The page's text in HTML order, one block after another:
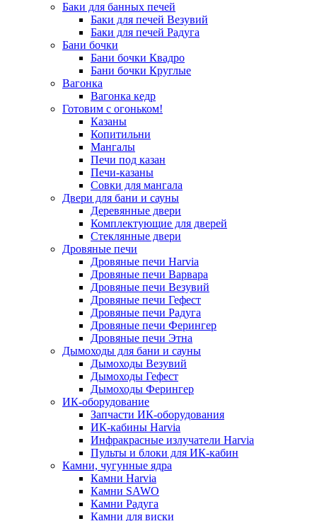
Баки для банных печей
Баки для печей Везувий
Баки для печей Радуга
Бани бочки
Бани бочки Квадро
Бани бочки Круглые
Вагонка
Вагонка кедр
Готовим с огоньком!
Казаны
Копитильни
Мангалы
Печи под казан
Печи-казаны
Совки для мангала
Двери для бани и сауны
Деревянные двери
Комплектующие для дверей
Стеклянные двери
Дровяные печи
Дровяные печи Harvia
Дровяные печи Варвара
Дровяные печи Везувий
Дровяные печи Гефест
Дровяные печи Радуга
Дровяные печи Ферингер
Дровяные печи Этна
Дымоходы для бани и сауны
Дымоходы Везувий
Дымоходы Гефест
Дымоходы Ферингер
ИК-оборудование
Запчасти ИК-оборудования
ИК-кабины Harvia
Инфракрасные излучатели Harvia
Пульты и блоки для ИК-кабин
Камни, чугунные ядра
Камни Harvia
Камни SAWO
Камни Радуга
Камни для виски